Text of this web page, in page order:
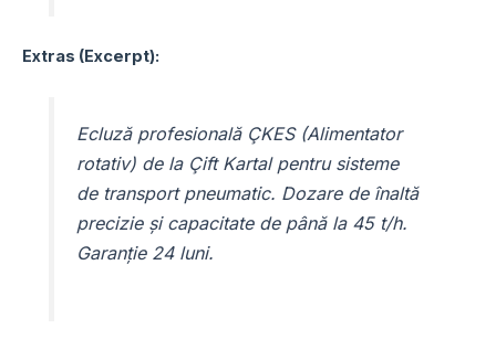
Extras (Excerpt):
Ecluză profesională ÇKES (Alimentator
rotativ) de la Çift Kartal pentru sisteme
de transport pneumatic. Dozare de înaltă
precizie și capacitate de până la 45 t/h.
Garanție 24 luni.